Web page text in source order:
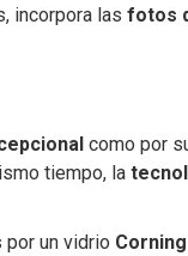
incorpora las fotos
como por
tiempo, la
un vidrio